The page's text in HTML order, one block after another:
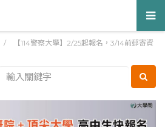
/
【114警察大學】2/25起報名，3/14前郵寄資